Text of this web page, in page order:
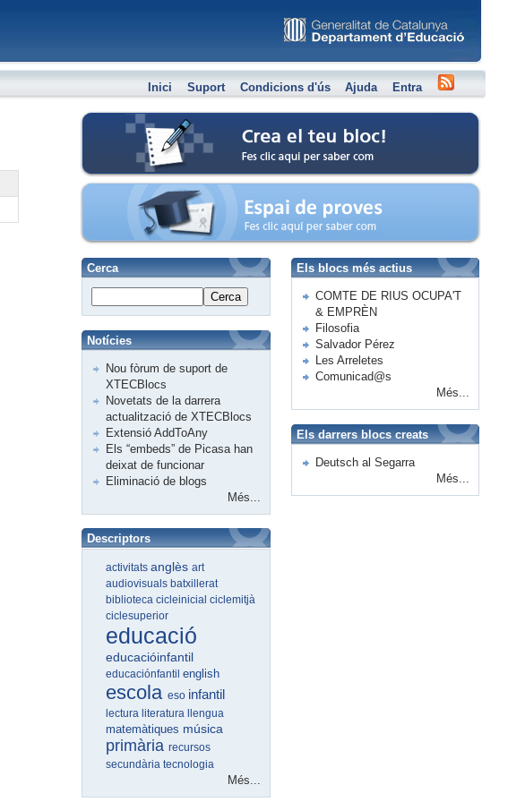
Inici Suport Condicions d'ús Ajuda Entra
Crea el teu bloc
Espai de proves
Cerca
Cerca
Notícies
Nou fòrum de suport de
XTECBlocs
Novetats de la darrera
actualització de XTECBlocs
Extensió AddToAny
Els “embeds” de Picasa han
deixat de funcionar
Eliminació de blogs
Més...
Descriptors
activitatsanglèsart
audiovisualsbatxillerat
bibliotecacicleinicialciclemitjà
ciclesuperior
educació
educacióinfantil
educaciónfantilenglish
escolaeso infantil
lecturaliteraturallengua
matemàtiques música
primàriarecursos
secundàriatecnologia
Més...
Els blocs més actius
COMTE DE RIUS OCUPA'T
& EMPRÈN
Filosofia
Salvador Pérez
Les Arreletes
Comunicad@s
Més...
Els darrers blocs creats
Deutsch al Segarra
Més...